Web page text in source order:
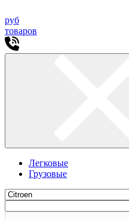
руб
товаров
Легковые
Грузовые